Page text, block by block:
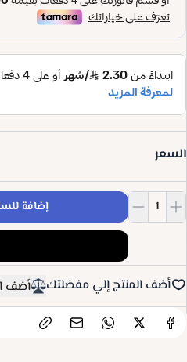
السعر
إضافة
أضف المنتج إلي مفضلتك أضف